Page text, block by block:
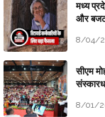
मध्य
और बजट
8/04/
सीएम
8/01/